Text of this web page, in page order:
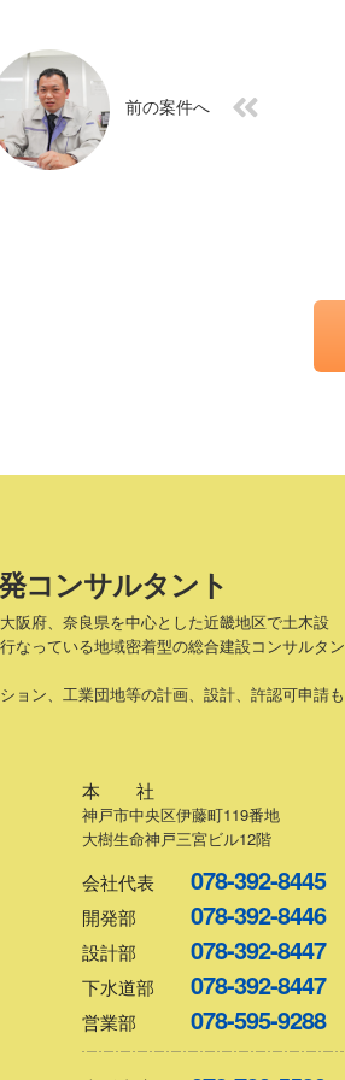
前の案件へ
コンサルタント
阪府、奈良県を中心とした近畿地区で土木設
なっている地域密着型の総合建設コンサルタン
ョン、工業団地等の計画、設計、許認可申請も
本 社
神戸市中央区伊藤町119番地
大樹生命神戸三宮ビル12階
会社代表 078-392-8445
開発部 078-392-8446
設計部 078-392-8447
下水道部 078-392-8447
営業部 078-595-9288